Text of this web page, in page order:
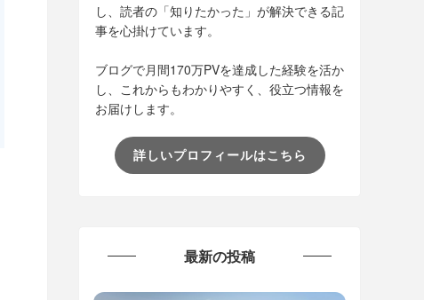
し、読者の「知りたかった」が解決できる記
事を心掛けています。
ブログで月間170万PVを達成した経験を活か
し、これからもわかりやすく、役立つ情報を
お届けします。
詳しいプロフィールはこちら
最新の投稿